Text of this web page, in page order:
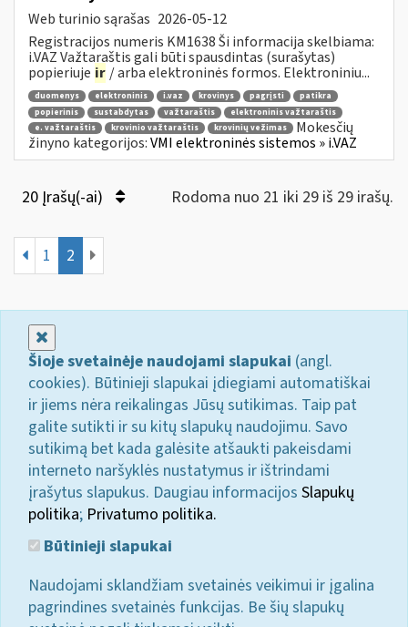
Web turinio sąrašas 2026-05-12
Registracijos numeris KM1638 Ši informacija skelbiama:
i.VAZ Važtaraštis gali būti spausdintas (surašytas)
popieriuje ir / arba elektroninės formos. Elektroniniu...
duomenys elektroninis i.vaz krovinys pagrįsti
patikra
popierinis
sustabdytas važtaraštis
elektroninis važtaraštis
e. važtaraštis
krovinio važtaraštis krovinių vežimas
Mokesčių
žinyno kategorijos:VMI elektroninės sistemos » i.VAZ
20 Įrašų(-ai) Rodoma nuo 21 iki 29 iš 29 irašų.
1 2
Šioje svetainėje naudojami slapukai (angl.
cookies). Būtinieji slapukai įdiegiami automatiškai
ir jiems nėra reikalingas Jūsų sutikimas. Taip pat
galite sutikti ir su kitų slapukų naudojimu. Savo
sutikimą bet kada galėsite atšaukti pakeisdami
interneto naršyklės nustatymus ir ištrindami
įrašytus slapukus. Daugiau informacijos Slapukų
politika; Privatumo politika.
Būtinieji slapukai
Naudojami sklandžiam svetainės veikimui ir įgalina
pagrindines svetainės funkcijas. Be šių slapukų